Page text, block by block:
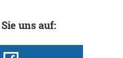
uns auf: